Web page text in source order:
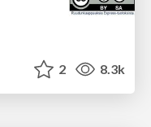
2 8.3k